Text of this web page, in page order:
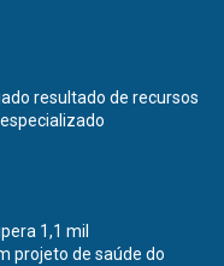
resultado de recursos
1,1 mil
projeto de saúde do